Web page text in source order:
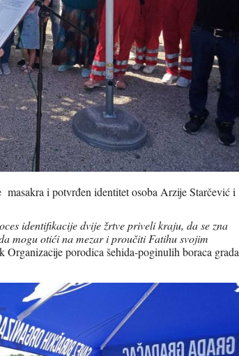
i potvrđen identitet osoba Arzije Starčević i
identifikacije dvije žrtve priveli kraju, da se zna
mogu otići na mezar i proučiti Fatihu svojim
Organizacije porodica šehida-poginulih boraca grada